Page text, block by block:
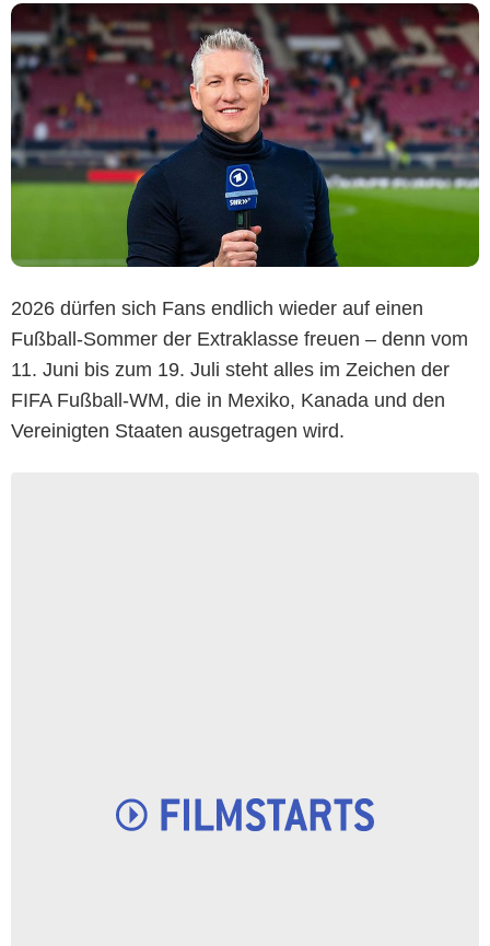
2026 dürfen sich Fans endlich wieder auf einen
Fußball-Sommer der Extraklasse freuen – denn vom
11. Juni bis zum 19. Juli steht alles im Zeichen der
FIFA Fußball-WM, die in Mexiko, Kanada und den
Vereinigten Staaten ausgetragen wird.